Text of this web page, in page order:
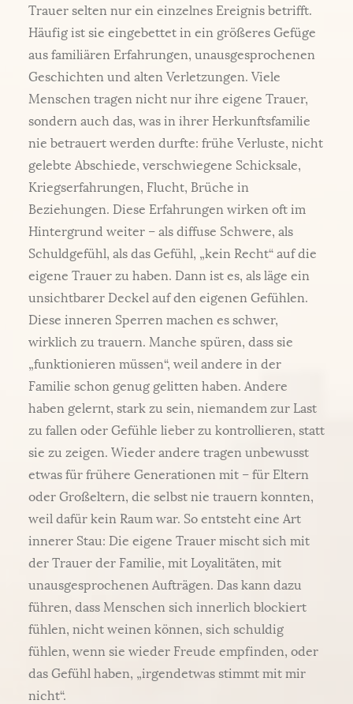
Trauer selten nur ein einzelnes Ereignis betrifft.
Häufig ist sie eingebettet in ein größeres Gefüge
aus familiären Erfahrungen, unausgesprochenen
Geschichten und alten Verletzungen. Viele
Menschen tragen nicht nur ihre eigene Trauer,
sondern auch das, was in ihrer Herkunftsfamilie
nie betrauert werden durfte: frühe Verluste, nicht
gelebte Abschiede, verschwiegene Schicksale,
Kriegserfahrungen, Flucht, Brüche in
Beziehungen. Diese Erfahrungen wirken oft im
Hintergrund weiter – als diffuse Schwere, als
Schuldgefühl, als das Gefühl, „kein Recht“ auf die
eigene Trauer zu haben. Dann ist es, als läge ein
unsichtbarer Deckel auf den eigenen Gefühlen.
Diese inneren Sperren machen es schwer,
wirklich zu trauern. Manche spüren, dass sie
„funktionieren müssen“, weil andere in der
Familie schon genug gelitten haben. Andere
haben gelernt, stark zu sein, niemandem zur Last
zu fallen oder Gefühle lieber zu kontrollieren, statt
sie zu zeigen. Wieder andere tragen unbewusst
etwas für frühere Generationen mit – für Eltern
oder Großeltern, die selbst nie trauern konnten,
weil dafür kein Raum war. So entsteht eine Art
innerer Stau: Die eigene Trauer mischt sich mit
der Trauer der Familie, mit Loyalitäten, mit
unausgesprochenen Aufträgen. Das kann dazu
führen, dass Menschen sich innerlich blockiert
fühlen, nicht weinen können, sich schuldig
fühlen, wenn sie wieder Freude empfinden, oder
das Gefühl haben, „irgendetwas stimmt mit mir
nicht“.